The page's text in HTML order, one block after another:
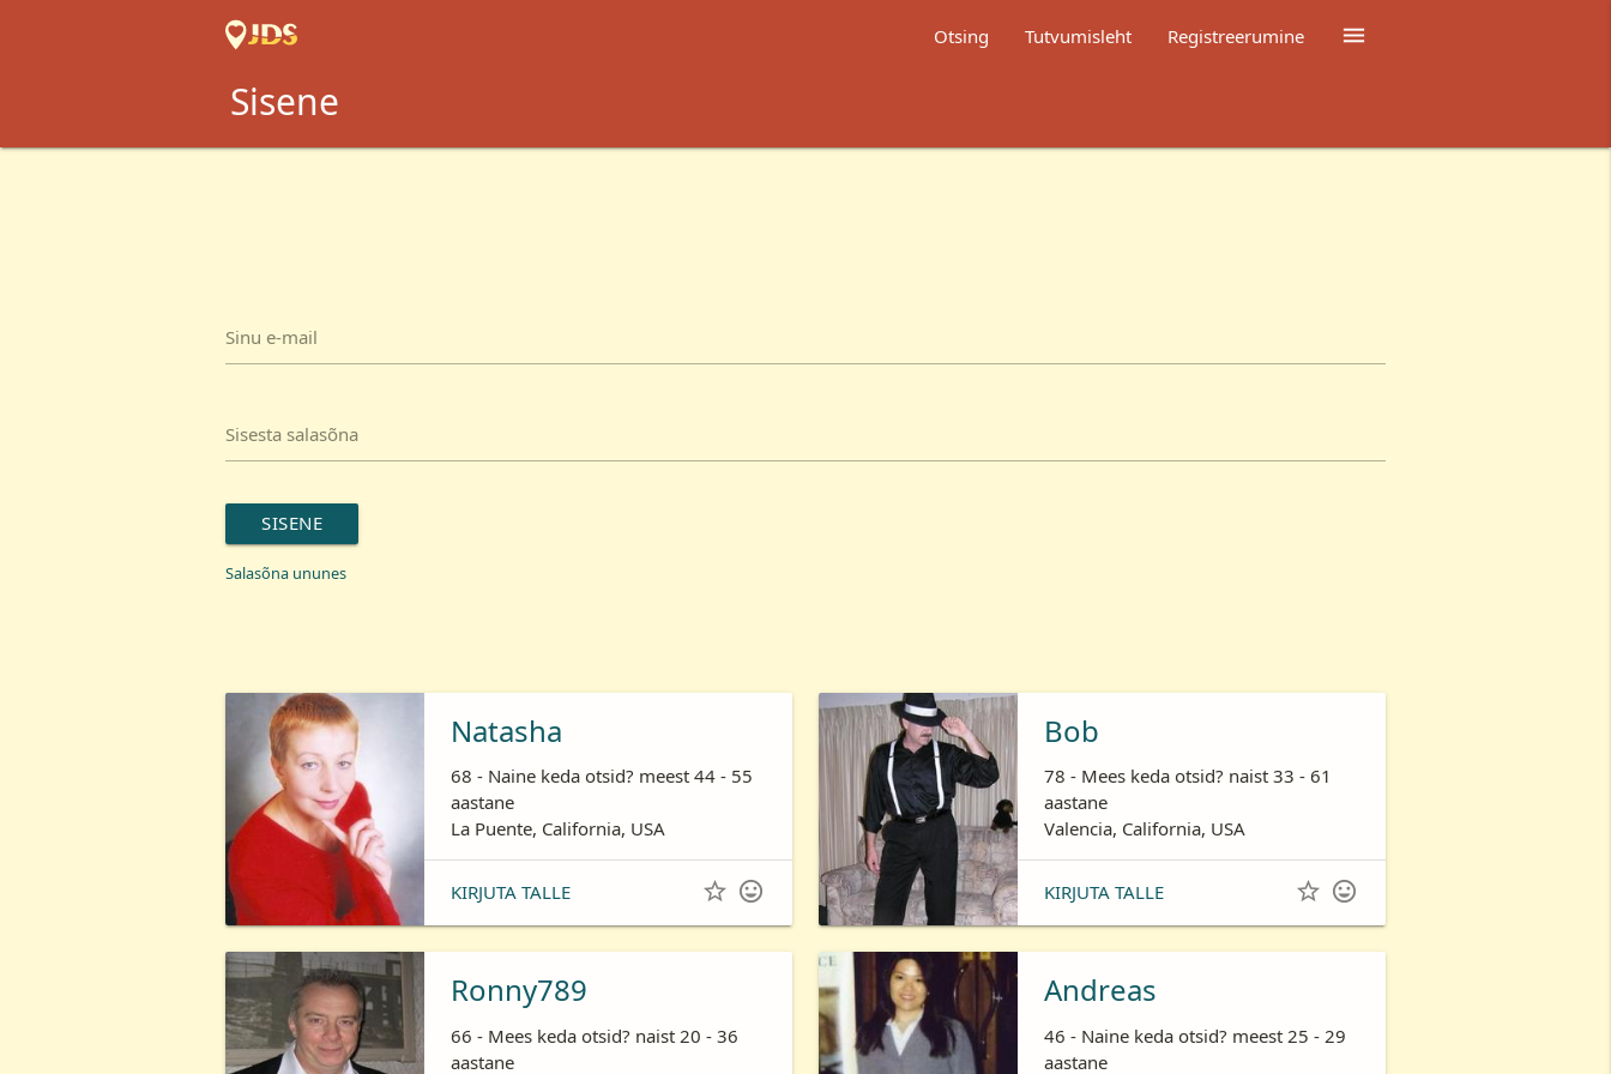

Otsing Tutvumisleht Registreerumine
Sisene
Sinu e-mail
Sisesta salasõna
SISENE
Salasõna ununes
Natasha
68 - Naine keda otsid? meest 44 - 55
aastane
La Puente, California, USA
KIRJUTA TALLE  
Bob
78 - Mees keda otsid? naist 33 - 61
aastane
Valencia, California, USA
KIRJUTA TALLE  
Ronny789
66 - Mees keda otsid? naist 20 - 36
aastane
Andreas
46 - Naine keda otsid? meest 25 - 29
aastane